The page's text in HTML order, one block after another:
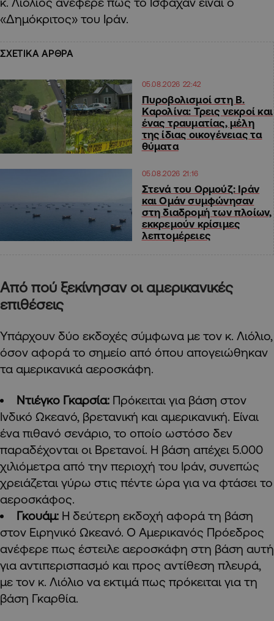
«Δημόκριτος» του Ιράν.
ΣΧΕΤΙΚΑ ΑΡΘΡΑ
05.08.2026 22:42
Πυροβολισμοί στη Β.
Καρολίνα: Τρεις νεκροί και
ένας τραυματίας, μέλη
της ίδιας οικογένειας τα
θύματα
05.08.2026 21:16
Στενά του Ορμούζ: Ιράν
και Ομάν συμφώνησαν
στη διαδρομή των πλοίων,
εκκρεμούν κρίσιμες
λεπτομέρειες
Από πού ξεκίνησαν οι αμερικανικές
επιθέσεις
Υπάρχουν δύο εκδοχές σύμφωνα με τον κ. Λιόλιο,
όσον αφορά το σημείο από όπου απογειώθηκαν
τα αμερικανικά αεροσκάφη.
Ντιέγκο Γκαρσία: Πρόκειται για βάση στον
Ινδικό Ωκεανό, βρετανική και αμερικανική. Είναι
ένα πιθανό σενάριο, το οποίο ωστόσο δεν
παραδέχονται οι Βρετανοί. Η βάση απέχει 5.000
χιλιόμετρα από την περιοχή του Ιράν, συνεπώς
χρειάζεται γύρω στις πέντε ώρα για να φτάσει το
αεροσκάφος.
Γκουάμ: Η δεύτερη εκδοχή αφορά τη βάση
στον Ειρηνικό Ωκεανό. Ο Αμερικανός Πρόεδρος
ανέφερε πως έστειλε αεροσκάφη στη βάση αυτή
για αντιπερισπασμό και προς αντίθεση πλευρά,
με τον κ. Λιόλιο να εκτιμά πως πρόκειται για τη
βάση Γκαρθία.